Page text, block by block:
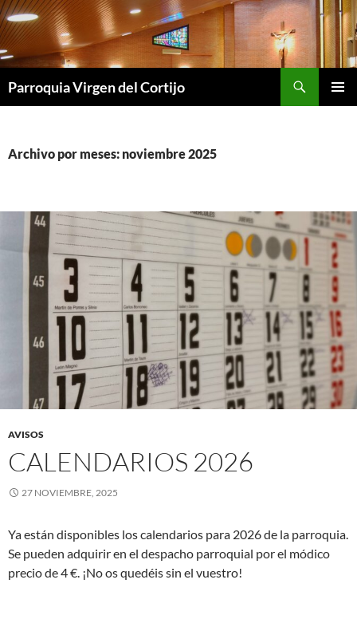
Saltar
al
contenido
Parroquia Virgen del Cortijo
Archivo por meses: noviembre 2025
AVISOS
CALENDARIOS 2026
27 NOVIEMBRE, 2025
Ya están disponibles los calendarios para 2026 de la parroquia.
Se pueden adquirir en el despacho parroquial por el módico
precio de 4 €. ¡No os quedéis sin el vuestro!